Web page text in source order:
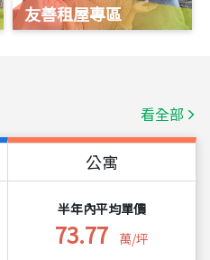
友善租屋專區
看全部
公寓
半年內平均單價
73.77 萬/坪